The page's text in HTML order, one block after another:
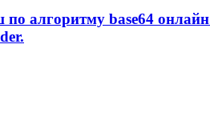
алгоритму base64